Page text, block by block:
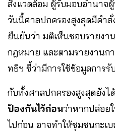
สิ่งแวดล้อม ผู้รับมอบอำนาจ
วันนี้ศาลปกครองสูงสุดมีคำ
ยืนยันว่า มติเห็นชอบรายงา
กฎหมาย และตามรายงานก
ทธิฯ ชี้ว่ามีการใช้ข้อมูลการ
กับทั้งศาลปกครองสูงสุดยัง
ป้องกันไว้ก่อนว่าหากปล่อย
ไปก่อน อาจทำให้ชุมชนกะเ